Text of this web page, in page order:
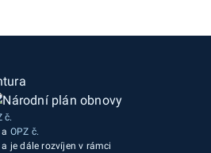
č.
a OPZ č.
a je dále rozvíjen v rámci